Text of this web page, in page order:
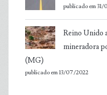
publicado em 31/
Reino Unido
mineradora
(MG)
publicado em 13/07/2022